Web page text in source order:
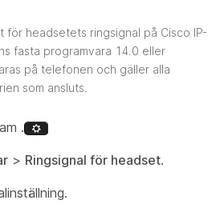
för headsetets ringsignal på Cisco IP-
fasta programvara 14.0 eller
på telefonen och gäller alla
som ansluts.
.
> Ringsignal för headset.